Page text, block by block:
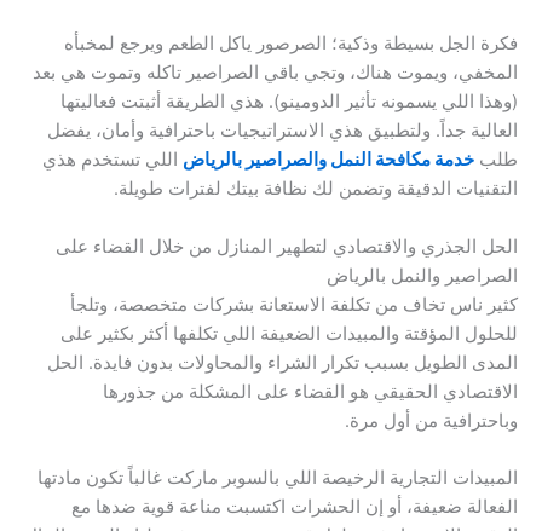
فكرة الجل بسيطة وذكية؛ الصرصور ياكل الطعم ويرجع لمخبأه
المخفي، ويموت هناك، وتجي باقي الصراصير تاكله وتموت هي بعد
(وهذا اللي يسمونه تأثير الدومينو). هذي الطريقة أثبتت فعاليتها
العالية جداً. ولتطبيق هذي الاستراتيجيات باحترافية وأمان، يفضل
طلب خدمة مكافحة النمل والصراصير بالرياض اللي تستخدم هذي
التقنيات الدقيقة وتضمن لك نظافة بيتك لفترات طويلة.
الحل الجذري والاقتصادي لتطهير المنازل من خلال القضاء على
الصراصير والنمل بالرياض
كثير ناس تخاف من تكلفة الاستعانة بشركات متخصصة، وتلجأ
للحلول المؤقتة والمبيدات الضعيفة اللي تكلفها أكثر بكثير على
المدى الطويل بسبب تكرار الشراء والمحاولات بدون فايدة. الحل
الاقتصادي الحقيقي هو القضاء على المشكلة من جذورها
وباحترافية من أول مرة.
المبيدات التجارية الرخيصة اللي بالسوبر ماركت غالباً تكون مادتها
الفعالة ضعيفة، أو إن الحشرات اكتسبت مناعة قوية ضدها مع